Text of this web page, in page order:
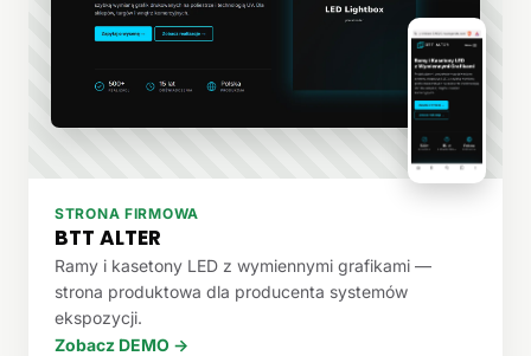
STRONA FIRMOWA
BTT ALTER
Ramy i kasetony LED z wymiennymi grafikami —
strona produktowa dla producenta systemów
ekspozycji.
Zobacz DEMO →